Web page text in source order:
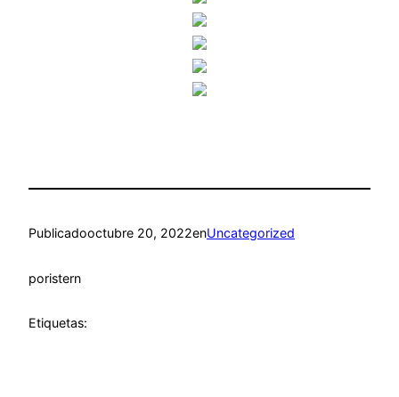
Publicadooctubre 20, 2022enUncategorized
poristern
Etiquetas: